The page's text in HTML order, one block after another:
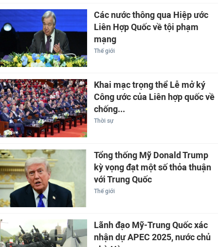
Các nước thông qua Hiệp ước
Liên Hợp Quốc về tội phạm
mạng
Thế giới
Khai mạc trọng thể Lễ mở ký
Công ước của Liên hợp quốc về
chống...
Thời sự
Tổng thống Mỹ Donald Trump
kỳ vọng đạt một số thỏa thuận
với Trung Quốc
Thế giới
Lãnh đạo Mỹ-Trung Quốc xác
nhận dự APEC 2025, nước chủ